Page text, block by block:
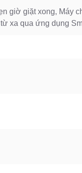
giờ giặt xong, Máy
xa qua ứng dụng